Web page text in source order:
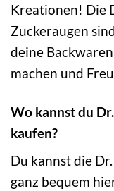
Kreationen! Die
Zuckeraugen
deine
machen und
Wo kannst du
kaufen?
Du kannst die
ganz bequem